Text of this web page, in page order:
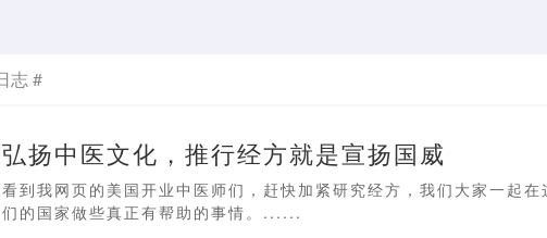
志 #
扬中医文化，推行经方就是宣扬国威
到我网页的美国开业中医师们，赶快加紧研究经方，我们大家一起在
的国家做些真正有帮助的事情。......